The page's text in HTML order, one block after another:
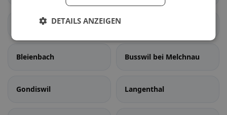
Auswil
Bleienbach Busswil bei Melchnau
Gondiswil Langenthal
DETAILS ANZEIGEN